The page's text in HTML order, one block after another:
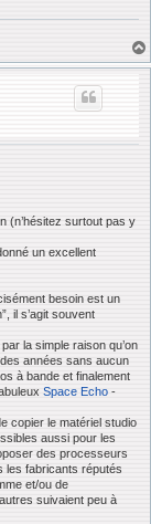
(n’hésitez surtout pas y
un excellent
besoin est un
il s’agit souvent
la simple raison qu’on
années sans aucun
à bande et finalement
Space Echo -
copier le matériel studio
aussi pour les
des processeurs
les fabricants réputés
et/ou de
suivaient peu à